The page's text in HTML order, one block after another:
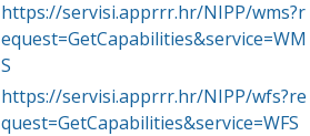
https://servisi.apprrr.hr/NIPP/wms?r
equest=GetCapabilities&service=WM
S
https://servisi.apprrr.hr/NIPP/wfs?re
quest=GetCapabilities&service=WFS